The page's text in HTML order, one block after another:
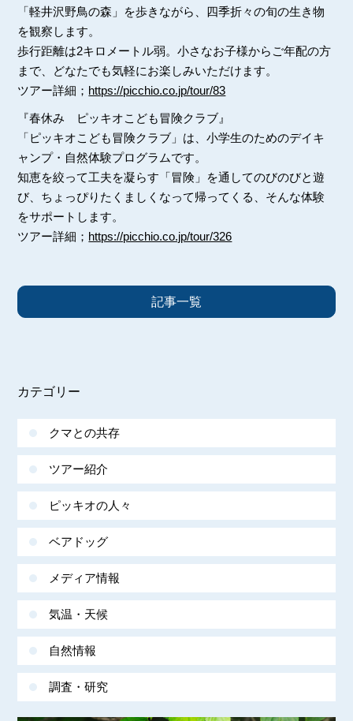
「軽井沢野鳥の森」を歩きながら、四季折々の旬の生き物
を観察します。
歩行距離は2キロメートル弱。小さなお子様からご年配の方
まで、どなたでも気軽にお楽しみいただけます。
ツアー詳細； https://picchio.co.jp/tour/83
『春休み ピッキオこども冒険クラブ』
「ピッキオこども冒険クラブ」は、小学生のためのデイキ
ャンプ・自然体験プログラムです。
知恵を絞って工夫を凝らす「冒険」を通してのびのびと遊
び、ちょっぴりたくましくなって帰ってくる、そんな体験
をサポートします。
ツアー詳細； https://picchio.co.jp/tour/326
記事一覧
カテゴリー
クマとの共存
ツアー紹介
ピッキオの人々
ベアドッグ
メディア情報
気温・天候
自然情報
調査・研究